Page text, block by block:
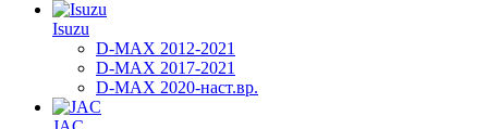
Isuzu
D-MAX 2012-2021
D-MAX 2017-2021
D-MAX 2020-наст.вр.